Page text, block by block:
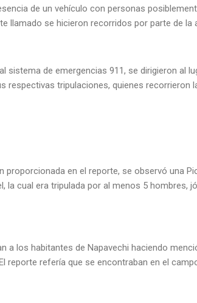
de un vehículo con personas
llamado se hicieron recorridos por parte de la
sistema de emergencias 911, se dirigieron al
respectivas tripulaciones, quienes recorrieron
proporcionada en el reporte, se observó una
la cual era tripulada por al menos 5 hombres,
a los habitantes de Napavechi haciendo
reporte refería que se encontraban en el